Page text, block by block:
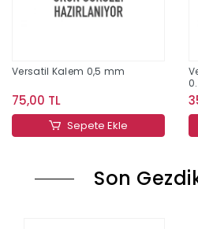
Versatil Kalem 0,5 mm
75,00 TL
Sepete Ekle
Son